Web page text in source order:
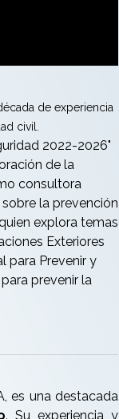
de experiencia
civil.
2022-2026"
de la
consultora
la prevención
explora temas
Exteriores
para Prevenir y
prevenir la
es una destacada
. Su experiencia y